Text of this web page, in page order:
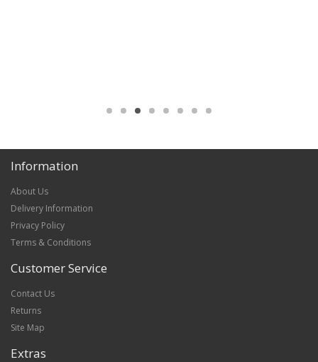
Information
About Us
Delivery Information
Privacy Policy
Terms & Conditions
Customer Service
Contact Us
Returns
Site Map
Extras